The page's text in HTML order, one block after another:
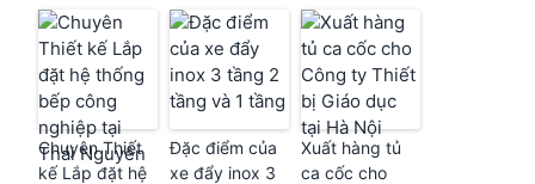
Chuyên Thiết
kế Lắp đặt hệ
Đặc điểm của
xe đẩy inox 3
Xuất hàng tủ
ca cốc cho